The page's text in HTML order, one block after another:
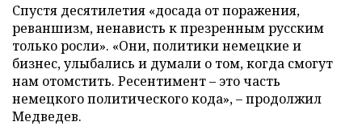
Спустя десятилетия «досада от поражения,
реваншизм, ненависть к презренным русским
только росли». «Они, политики немецкие и
бизнес, улыбались и думали о том, когда смогут
нам отомстить. Ресентимент – это часть
немецкого политического кода», – продолжил
Медведев.